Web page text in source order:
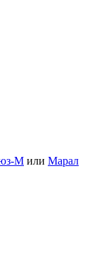
М или Марал